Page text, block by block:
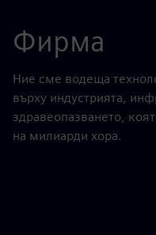
Фирма
Ние сме водеща
върху индустрията,
здравеопазването,
на милиарди хора.